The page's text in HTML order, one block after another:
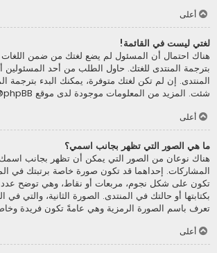
أعلى
لغتي ليست في القائمة!
هناك احتمال أن المسئول لم يضع لغتك من ضمن اللغات
بترجمة المنتدى للغتك. حاول الطلب من أحد
المنتدى. إن لم تكن لغتك متوفرة، يمكنك البدء بترجمة
شئت. المزيد من المعلومات موجودة لدى موقع phpBB
أعلى
ما هي الصور التي تظهر بجانب اسمي؟
هناك نوعان من الصور التي يمكن أن تظهر بجانب
المشاركات. إحداهما قد تكون صورة خاصة برتبتك في
تكون على شكل نجوم، مربعات أو نقاط، وهي توضح
بكتابتها أو حالتك في المنتدى. الصورة الثانية، والتي
تعرف باسم الصورة الرمزية وهي عامةً تكون فريدة
أعلى